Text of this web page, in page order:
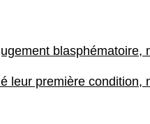
blasphématoire,
leur première condition,